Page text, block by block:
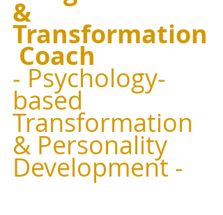
&
Transformation
Coach
- Psychology-
based
Transformation
& Personality
Development -